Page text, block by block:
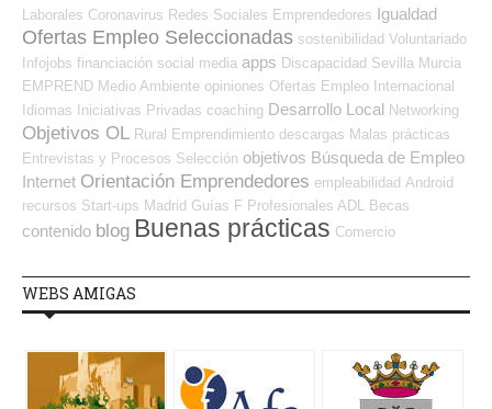
Laborales Coronavirus Redes Sociales Emprendedores Igualdad
Ofertas Empleo Seleccionadas sostenibilidad Voluntariado
Infojobs financiación social media apps Discapacidad Sevilla Murcia
EMPREND Medio Ambiente opiniones Ofertas Empleo Internacional
Idiomas
Iniciativas Privadas coaching Desarrollo Local Networking
Objetivos OL Rural Emprendimiento descargas Malas prácticas
Entrevistas y Procesos Selección objetivos Búsqueda de Empleo
Internet Orientación Emprendedores empleabilidad Android
recursos Start-ups Madrid Guías F Profesionales ADL Becas
contenido blog Buenas prácticas Comercio
WEBS AMIGAS